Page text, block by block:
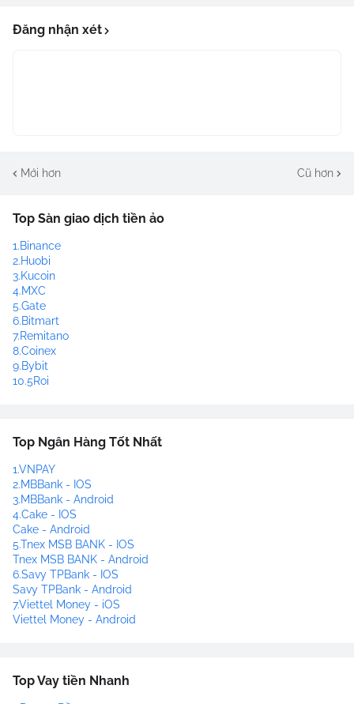
Đăng nhận xét
Mới hơn Cũ hơn
Top Sàn giao dịch tiền ảo
1.Binance
2.Huobi
3.Kucoin
4.MXC
5.Gate
6.Bitmart
7.Remitano
8.Coinex
9.Bybit
10.5Roi
Top Ngân Hàng Tốt Nhất
1.VNPAY
2.MBBank - IOS
3.MBBank - Android
4.Cake - IOS
Cake - Android
5.Tnex MSB BANK - IOS
Tnex MSB BANK - Android
6.Savy TPBank - IOS
Savy TPBank - Android
7.Viettel Money - iOS
Viettel Money - Android
Top Vay tiền Nhanh